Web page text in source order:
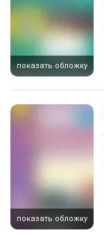
показать обложку
показать обложку